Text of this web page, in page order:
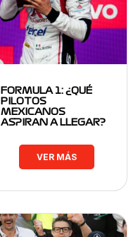
FORMULA 1: ¿QUÉ
PILOTOS
MEXICANOS
ASPIRAN A LLEGAR?
VER MÁS